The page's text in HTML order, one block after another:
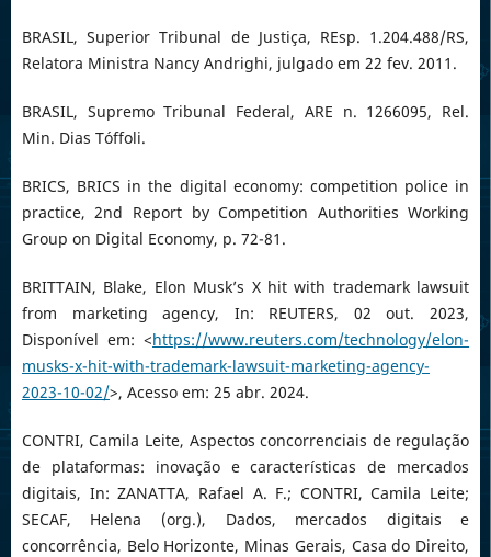
BRASIL, Superior Tribunal de Justiça, REsp. 1.204.488/RS,
Relatora Ministra Nancy Andrighi, julgado em 22 fev. 2011.
BRASIL, Supremo Tribunal Federal, ARE n. 1266095, Rel.
Min. Dias Tóffoli.
BRICS, BRICS in the digital economy: competition police in
practice, 2nd Report by Competition Authorities Working
Group on Digital Economy, p. 72-81.
BRITTAIN, Blake, Elon Musk’s X hit with trademark lawsuit
from marketing agency, In: REUTERS, 02 out. 2023,
Disponível em: <https://www.reuters.com/technology/elon-
musks-x-hit-with-trademark-lawsuit-marketing-agency-
2023-10-02/>, Acesso em: 25 abr. 2024.
CONTRI, Camila Leite, Aspectos concorrenciais de regulação
de plataformas: inovação e características de mercados
digitais, In: ZANATTA, Rafael A. F.; CONTRI, Camila Leite;
SECAF, Helena (org.), Dados, mercados digitais e
concorrência, Belo Horizonte, Minas Gerais, Casa do Direito,